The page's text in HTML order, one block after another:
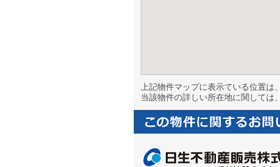
上記物件マップに表示ている位置は
当該物件の詳しい所在地に関しては